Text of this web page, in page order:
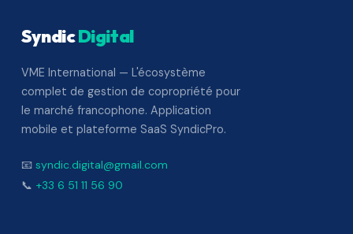
SyndicDigital
VME International — L'écosystème
complet de gestion de copropriété pour
le marché francophone. Application
mobile et plateforme SaaS SyndicPro.
📧 syndic.digital@gmail.com
📞 +33 6 51 11 56 90